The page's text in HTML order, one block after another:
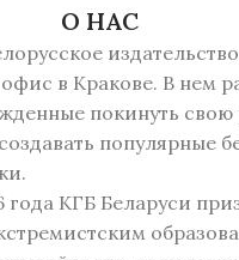
О НАС
в Кракове. В нем
покинуть свою
популярные
года КГБ Беларуси